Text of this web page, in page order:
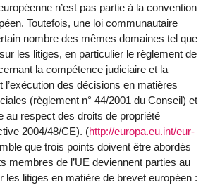
n’est pas partie à la convention
Toutefois, une loi communautaire
nombre des mêmes domaines tel que
les litiges, en particulier le règlement de
la compétence judiciaire et la
l’exécution des décisions en matières
(règlement n° 44/2001 du Conseil) et
au respect des droits de propriété
2004/48/CE). (http://europa.eu.int/eur-
que trois points doivent être abordés
membres de l’UE deviennent parties au
les litiges en matière de brevet européen :